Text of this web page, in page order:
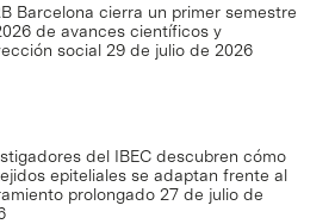
Barcelona cierra un primer semestre
de avances científicos y
social 29 de julio de 2026
del IBEC descubren cómo
epiteliales se adaptan frente al
prolongado 27 de julio de